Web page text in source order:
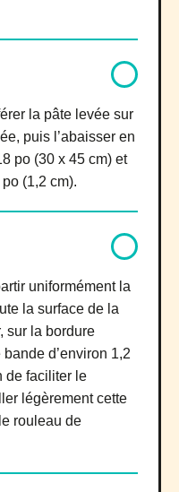
la pâte levée sur
puis l’abaisser en
po (30 x 45 cm) et
(1,2 cm).
uniformément la
la surface de la
sur la bordure
d’environ 1,2
de faciliter le
légèrement cette
rouleau de